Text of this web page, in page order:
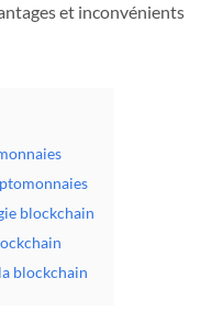
et inconvénients
blockchain
blockchain